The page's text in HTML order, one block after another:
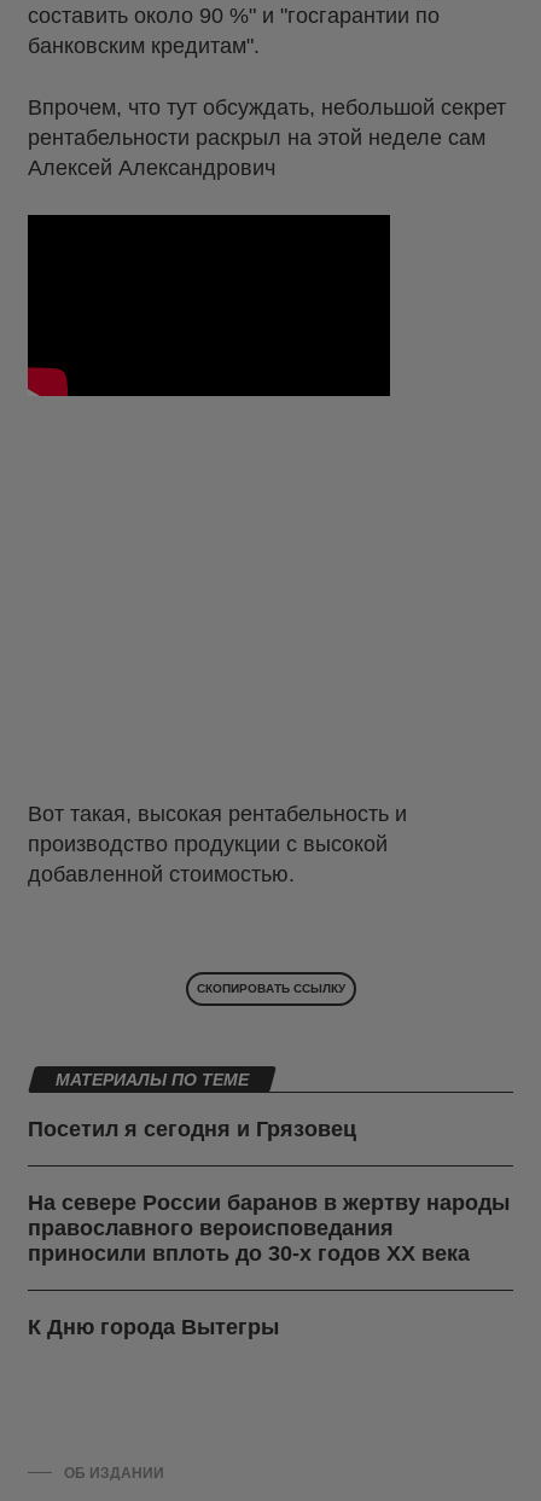
составить около 90 %" и "госгарантии по
банковским кредитам".
Впрочем, что тут обсуждать, небольшой секрет
рентабельности раскрыл на этой неделе сам
Алексей Александрович
Вот такая, высокая рентабельность и
производство продукции с высокой
добавленной стоимостью.
СКОПИРОВАТЬ ССЫЛКУ
МАТЕРИАЛЫ ПО ТЕМЕ
Посетил я сегодня и Грязовец
На севере России баранов в жертву народы
православного вероисповедания
приносили вплоть до 30-х годов ХХ века
К Дню города Вытегры
ОБ ИЗДАНИИ